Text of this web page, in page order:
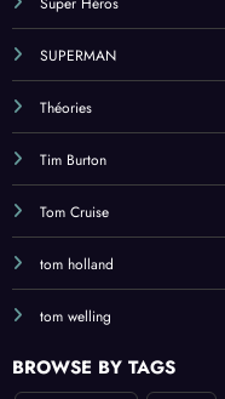
SUPERMAN
Théories
Tim Burton
Tom Cruise
tom holland
tom welling
BROWSE BY TAGS